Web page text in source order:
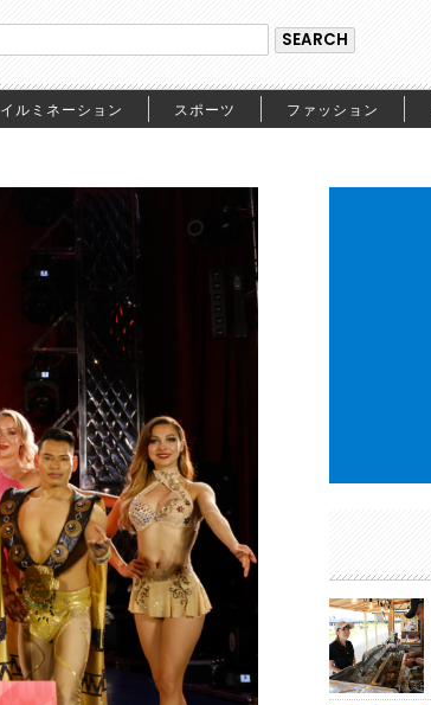
イルミネーション スポーツ ファッション